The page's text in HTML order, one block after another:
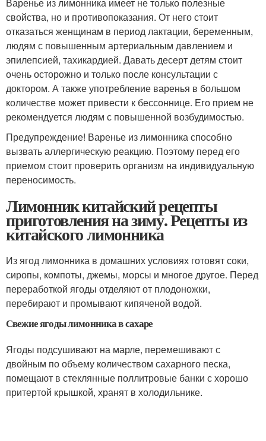
Варенье из лимонника имеет не только полезные
свойства, но и противопоказания. От него стоит
отказаться женщинам в период лактации, беременным,
людям с повышенным артериальным давлением и
эпилепсией, тахикардией. Давать десерт детям стоит
очень осторожно и только после консультации с
доктором. А также употребление варенья в большом
количестве может привести к бессоннице. Его прием не
рекомендуется людям с повышенной возбудимостью.
Предупреждение! Варенье из лимонника способно
вызвать аллергическую реакцию. Поэтому перед его
приемом стоит проверить организм на индивидуальную
переносимость.
Лимонник китайский рецепты
приготовления на зиму. Рецепты из
китайского лимонника
Из ягод лимонника в домашних условиях готовят соки,
сиропы, компоты, джемы, морсы и многое другое. Перед
переработкой ягоды отделяют от плодоножки,
перебирают и промывают кипяченой водой.
Свежие ягоды лимонника в сахаре
Ягоды подсушивают на марле, перемешивают с
двойным по объему количеством сахарного песка,
помещают в стеклянные поллитровые банки с хорошо
притертой крышкой, хранят в холодильнике.